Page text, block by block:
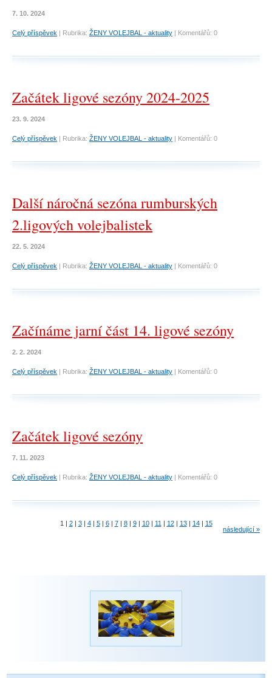
7. 10. 2024
Celý příspěvek | Rubrika: ŽENY VOLEJBAL - aktuality | Komentářů: 0
Začátek ligové sezóny 2024-2025
23. 9. 2024
Celý příspěvek | Rubrika: ŽENY VOLEJBAL - aktuality | Komentářů: 0
Další náročná sezóna rumburských
2.ligových volejbalistek
22. 5. 2024
Celý příspěvek | Rubrika: ŽENY VOLEJBAL - aktuality | Komentářů: 0
Začínáme jarní část 14. ligové sezóny
2. 2. 2024
Celý příspěvek | Rubrika: ŽENY VOLEJBAL - aktuality | Komentářů: 0
Začátek ligové sezóny
7. 11. 2023
Celý příspěvek | Rubrika: ŽENY VOLEJBAL - aktuality | Komentářů: 0
1 | 2 | 3 | 4 | 5 | 6 | 7 | 8 | 9 | 10 | 11 | 12 | 13 | 14 | 15
následující »